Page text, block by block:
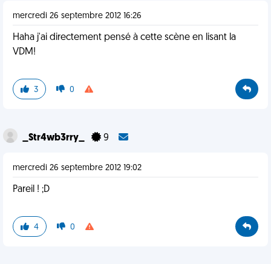
mercredi 26 septembre 2012 16:26
Haha j'ai directement pensé à cette scène en lisant la
VDM!
3 0
_Str4wb3rry_ 9
mercredi 26 septembre 2012 19:02
Pareil ! ;D
4 0